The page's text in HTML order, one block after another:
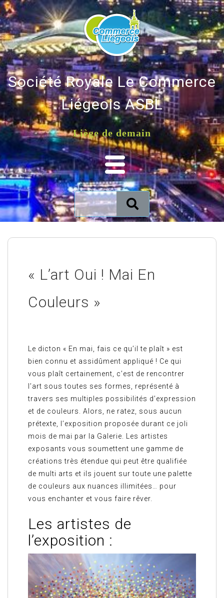
Société Royale Le Commerce
Liégeois ASBL
Liège de demain
« L’art Oui ! Mai En
Couleurs »
Le dicton « En mai, fais ce qu’il te plaît » est
bien connu et assidûment appliqué ! Ce qui
vous plaît certainement, c’est de rencontrer
l’art sous toutes ses formes, représenté à
travers ses multiples possibilités d’expression
et de couleurs. Alors, ne ratez, sous aucun
prétexte, l’exposition proposée durant ce joli
mois de mai par la Galerie. Les artistes
exposants vous soumettent une gamme de
créations très étendue qui peut être qualifiée
de multi arts et ils jouent sur toute une palette
de couleurs aux nuances illimitées… pour
vous enchanter et vous faire rêver.
Les artistes de
l’exposition :